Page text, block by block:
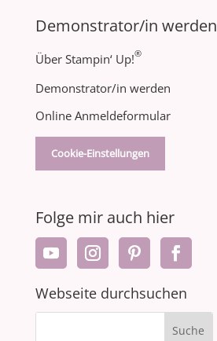
Demonstrator/in werden
Über Stampin‘ Up!®
Demonstrator/in werden
Online Anmeldeformular
Cookie-Einstellungen
Folge mir auch hier
Webseite durchsuchen